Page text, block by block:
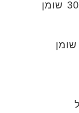
100 גרם גבינת שמנת 30% שומן